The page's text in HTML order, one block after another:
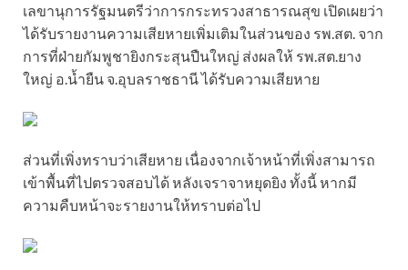
เลขานุการรัฐมนตรีว่าการกระทรวงสาธารณสุข เปิดเผยว่า
ได้รับรายงานความเสียหายเพิ่มเติมในส่วนของ รพ.สต. จาก
การที่ฝ่ายกัมพูชายิงกระสุนปืนใหญ่ ส่งผลให้ รพ.สต.ยาง
ใหญ่ อ.น้ำยืน จ.อุบลราชธานี ได้รับความเสียหาย
ส่วนที่เพิ่งทราบว่าเสียหาย เนื่องจากเจ้าหน้าที่เพิ่งสามารถ
เข้าพื้นที่ไปตรวจสอบได้ หลังเจราจาหยุดยิง ทั้งนี้ หากมี
ความคืบหน้าจะรายงานให้ทราบต่อไป